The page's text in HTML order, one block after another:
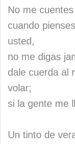
No me
cuando
usted,
no me digas
dale cuerda al
volar;
si la gente me
Un tinto de